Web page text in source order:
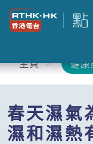
主頁 健
春天濕氣
濕和濕熱